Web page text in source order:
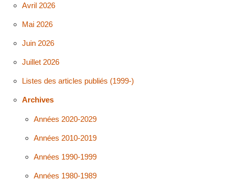
Avril 2026
Mai 2026
Juin 2026
Juillet 2026
Listes des articles publiés (1999-)
Archives
Années 2020-2029
Années 2010-2019
Années 1990-1999
Années 1980-1989